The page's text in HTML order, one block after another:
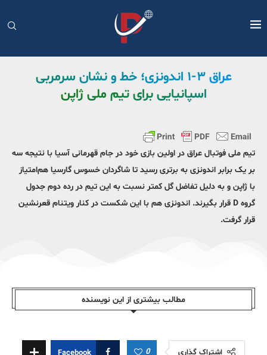
عراق ۳-۱ اندونزی؛ خط و نشان سرمربی
اسپانیایی برای تیم ملی ژاپن
تیم ملی فوتبال عراق در اولین بازی خود در جام قهرمانی آسیا با نتیجه سه
بر یک برابر اندونزی به برتری رسید تا شاگردان خسوس گارسیا هم‌امتیاز
با ژاپن و به دلیل تفاضل گل کمتر نسبت به این تیم در رده دوم جدول
گروه D قرار بگیرند. اندونزی هم با این شکست در کنار ویتنام قعرنشین
قرار گرفت.
مطالب بیشتری از این نویسندە
اشتراک گذاری 0